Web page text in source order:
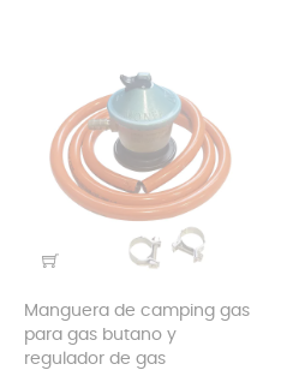
Manguera de camping gas
para gas butano y
regulador de gas